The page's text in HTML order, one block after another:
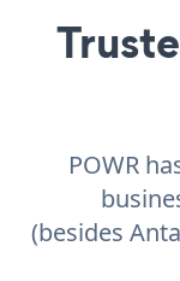
POWR
(besides